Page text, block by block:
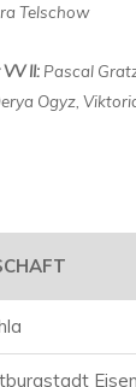
Telschow
II: Pascal
Ogyz,